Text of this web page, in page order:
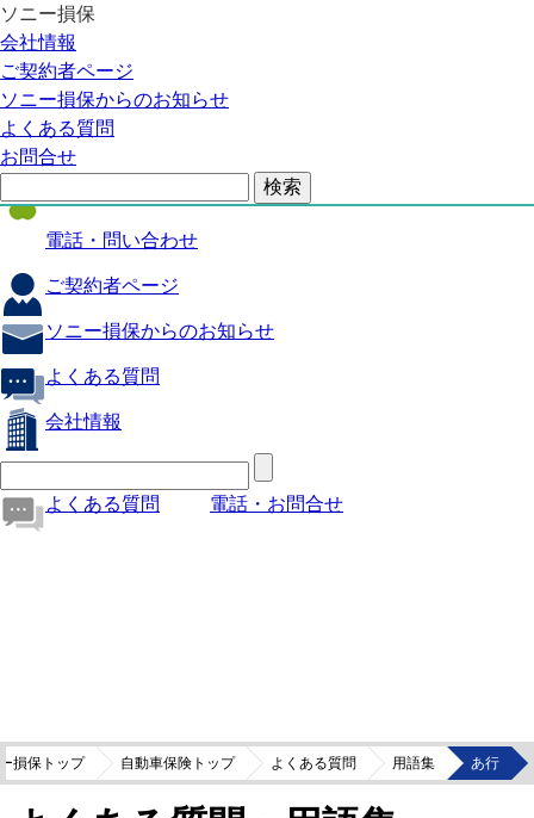
ソニー損保
会社情報
ご契約者ページ
ソニー損保からのお知らせ
よくある質問
お問合せ
自動車保険
医療保険
火災保険
海外旅行保険
電話・問い合わせ
ご契約者ページ
ソニー損保からのお知らせ
よくある質問
会社情報
よくある質問 電話・お問合せ
損保トップ 自動車保険トップ よくある質問 用語集 あ行